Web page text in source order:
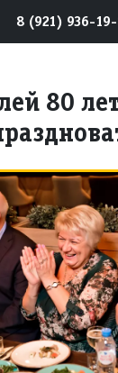
8 (921) 936-
80